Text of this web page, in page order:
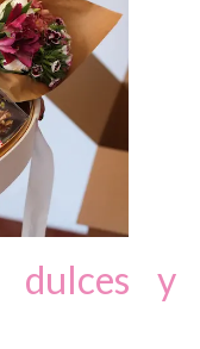
dulces y